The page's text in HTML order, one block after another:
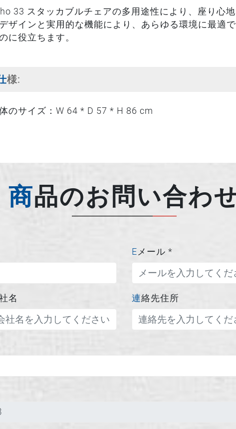
33 スタッカブルチェアの多用途性により、座り心
ザインと実用的な機能により、あらゆる環境に最適
に役立ちます。
仕様:
のサイズ：W 64 * D 57 * H 86 cm
商品のお問い合わ
Eメール *
社名 連絡先住所